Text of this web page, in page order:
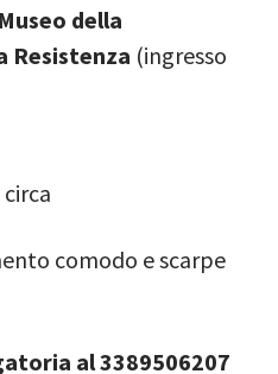
Museo della
Resistenza (ingresso
comodo e scarpe
al 3389506207